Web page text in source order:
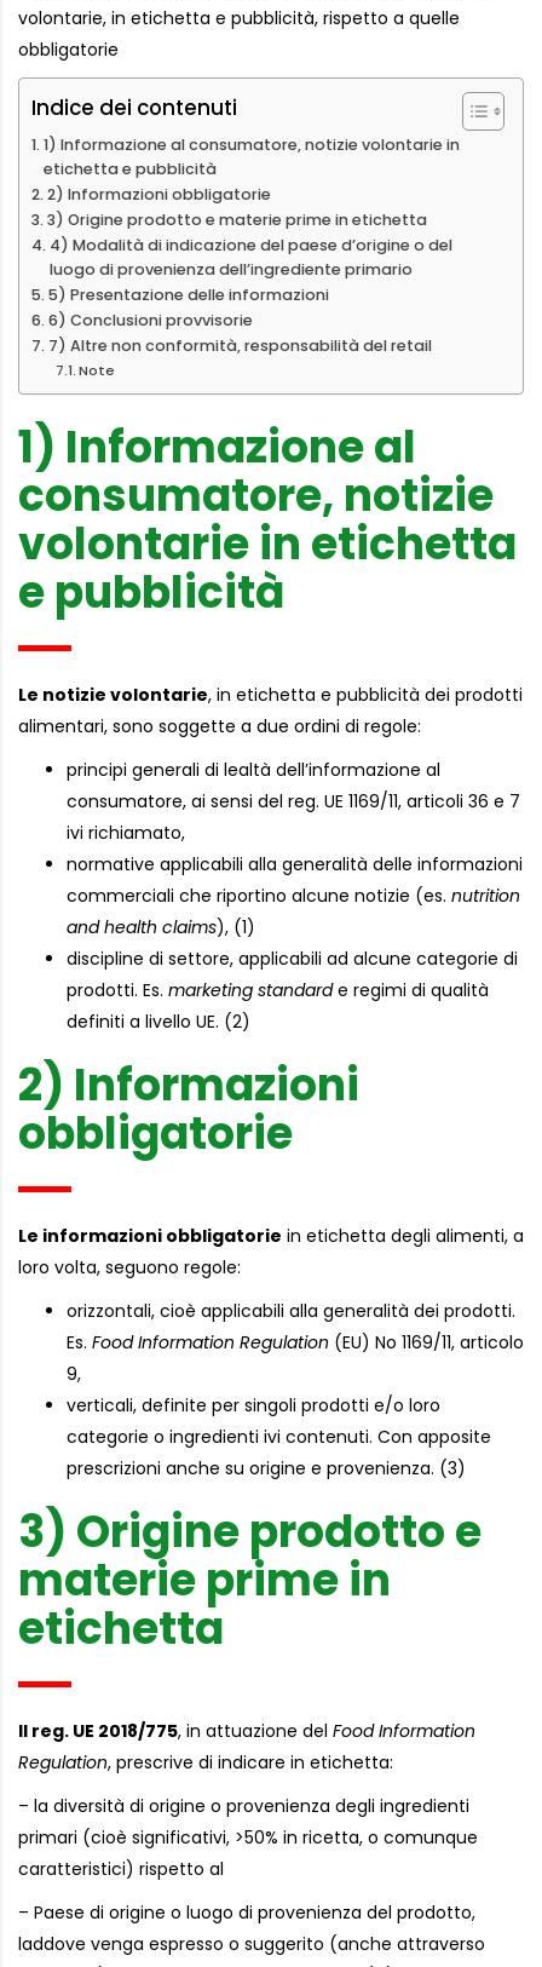
volontarie, in etichetta e pubblicità, rispetto a quelle
obbligatorie
Indice dei contenuti
1) Informazione al consumatore, notizie volontarie in
etichetta e pubblicità
2) Informazioni obbligatorie
3) Origine prodotto e materie prime in etichetta
4) Modalità di indicazione del paese d’origine o del
luogo di provenienza dell’ingrediente primario
5) Presentazione delle informazioni
6) Conclusioni provvisorie
7) Altre non conformità, responsabilità del retail
Note
1) Informazione al
consumatore, notizie
volontarie in etichetta
e pubblicità
Le notizie volontarie, in etichetta e pubblicità dei prodotti
alimentari, sono soggette a due ordini di regole:
principi generali di lealtà dell’informazione al
consumatore, ai sensi del reg. UE 1169/11, articoli 36 e 7
ivi richiamato,
normative applicabili alla generalità delle informazioni
commerciali che riportino alcune notizie (es. nutrition
and health claims), (1)
discipline di settore, applicabili ad alcune categorie di
prodotti. Es. marketing standarde regimi di qualità
definiti a livello UE. (2)
2) Informazioni
obbligatorie
Le informazioni obbligatorie in etichetta degli alimenti, a
loro volta, seguono regole:
orizzontali, cioè applicabili alla generalità dei prodotti.
Es. Food Information Regulation (EU) No 1169/11, articolo
9,
verticali, definite per singoli prodotti e/o loro
categorie o ingredienti ivi contenuti. Con apposite
prescrizioni anche su origine e provenienza. (3)
3) Origine prodotto e
materie prime in
etichetta
Il reg. UE 2018/775, in attuazione del Food Information
Regulation, prescrive di indicare in etichetta:
– la diversità di origine o provenienza degli ingredienti
primari (cioè significativi, >50% in ricetta, o comunque
caratteristici) rispetto al
– Paese di origine o luogo di provenienza del prodotto,
laddove venga espresso o suggerito (anche attraverso